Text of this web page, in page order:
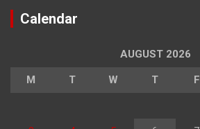
Calendar
AUGUST 2026
M T W T F